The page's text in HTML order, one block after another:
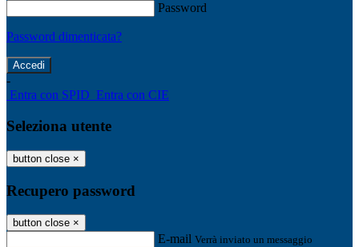
Password
Password dimenticata?
-
Entra con SPID Entra con CIE
Seleziona utente
button close ×
Recupero password
button close ×
E-mail Verrà inviato un messaggio